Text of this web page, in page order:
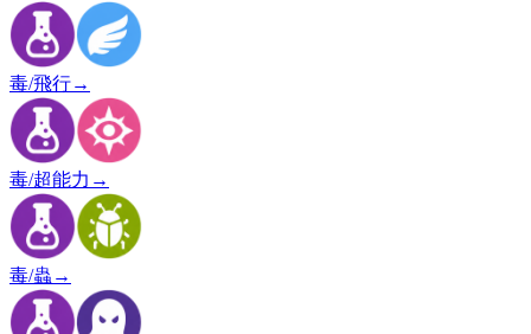
毒/飛行→
毒/超能力 →
毒/蟲 →